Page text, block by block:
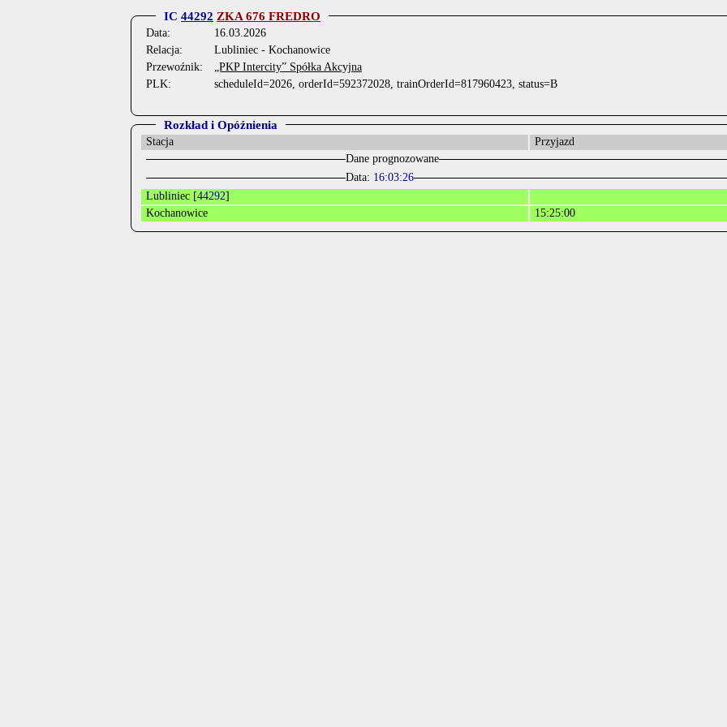
IC 44292 ZKA 676 FREDRO
Data:
16.03.2026
Relacja:
Lubliniec - Kochanowice
Przewoźnik:
„PKP Intercity” Spółka Akcyjna
PLK:
scheduleId=2026, orderId=592372028, trainOrderId=817960423, status=B
Rozkład i Opóźnienia
Stacja Przyjazd
Dane prognozowane
Data: 16:03:26
Lubliniec [44292]
Kochanowice
15:25:00